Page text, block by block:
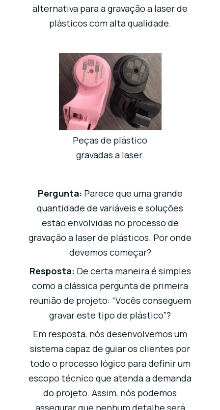
alternativa para a gravação a laser de
plásticos com alta qualidade.
Peças de plástico
gravadas a laser.
Pergunta: Parece que uma grande
quantidade de variáveis e soluções
estão envolvidas no processo de
gravação a laser de plásticos. Por onde
devemos começar?
Resposta: De certa maneira é simples
como a clássica pergunta de primeira
reunião de projeto: “Vocês conseguem
gravar este tipo de plástico”?
Em resposta, nós desenvolvemos um
sistema capaz de guiar os clientes por
todo o processo lógico para definir um
escopo técnico que atenda a demanda
do projeto. Assim, nós podemos
assegurar que nenhum detalhe será